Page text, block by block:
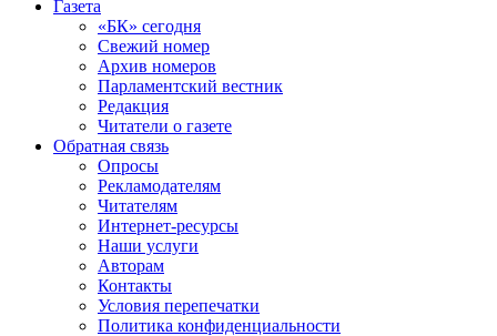
Газета
«БК» сегодня
Свежий номер
Архив номеров
Парламентский вестник
Редакция
Читатели о газете
Обратная связь
Опросы
Рекламодателям
Читателям
Интернет-ресурсы
Наши услуги
Авторам
Контакты
Условия перепечатки
Политика конфиденциальности